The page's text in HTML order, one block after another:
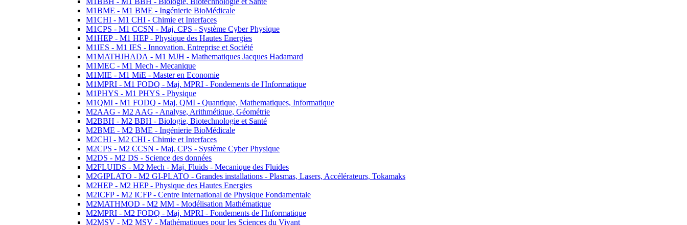
M1BME - M1 BME - Ingénierie BioMédicale
M1CHI - M1 CHI - Chimie et Interfaces
M1CPS - M1 CCSN - Maj. CPS - Système Cyber Physique
M1HEP - M1 HEP - Physique des Hautes Energies
M1IES - M1 IES - Innovation, Entreprise et Société
M1MATHJHADA - M1 MJH - Mathematiques Jacques Hadamard
M1MEC - M1 Mech - Mecanique
M1MIE - M1 MiE - Master en Economie
M1MPRI - M1 FODQ - Maj. MPRI - Fondements de l'Informatique
M1PHYS - M1 PHYS - Physique
M1QMI - M1 FODQ - Maj. QMI - Quantique, Mathematiques, Informatique
M2AAG - M2 AAG - Analyse, Arithmétique, Géométrie
M2BBH - M2 BBH - Biologie, Biotechnologie et Santé
M2BME - M2 BME - Ingénierie BioMédicale
M2CHI - M2 CHI - Chimie et Interfaces
M2CPS - M2 CCSN - Maj. CPS - Système Cyber Physique
M2DS - M2 DS - Science des données
M2FLUIDS - M2 Mech - Maj. Fluids - Mecanique des Fluides
M2GIPLATO - M2 GI-PLATO - Grandes installations - Plasmas, Lasers, Accélérateurs, Tokamaks
M2HEP - M2 HEP - Physique des Hautes Energies
M2ICFP - M2 ICFP - Centre International de Physique Fondamentale
M2MATHMOD - M2 MM - Modélisation Mathématique
M2MPRI - M2 FODQ - Maj. MPRI - Fondements de l'Informatique
M2MSV - M2 MSV - Mathématiques pour les Sciences du Vivant